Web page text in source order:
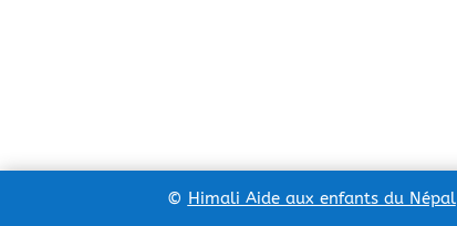
© Himali Aide aux enfants du Népal